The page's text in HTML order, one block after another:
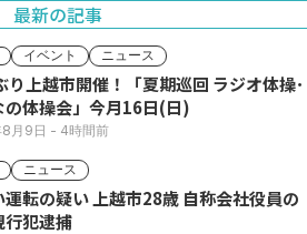
最新の記事
イベント ニュース
り上越市開催！「夏期巡回 ラジオ体操･
の体操会」今月16日(日)
月9日 - 4時間前
ニュース
運転の疑い 上越市28歳 自称会社役員の
行犯逮捕